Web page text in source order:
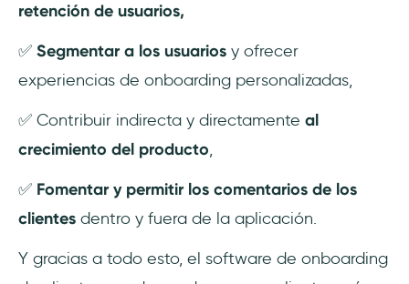
retención de usuarios,
✅ Segmentar a los usuarios y ofrecer
experiencias de onboarding personalizadas,
✅ Contribuir indirecta y directamente al
crecimiento del producto,
✅ Fomentar y permitir los comentarios de los
clientes dentro y fuera de la aplicación.
Y gracias a todo esto, el software de onboarding